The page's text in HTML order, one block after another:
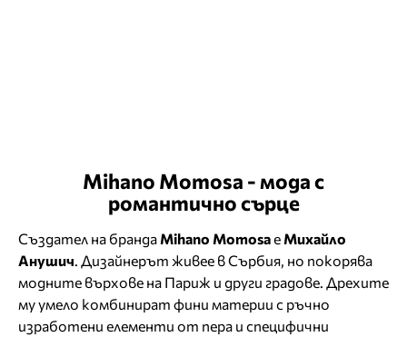
Mihano Momosa - мода с
романтично сърце
Създател на бранда Mihano Momosaе Михайло
Анушич . Дизайнерът живее в Сърбия, но покорява
модните върхове на Париж и други градове. Дрехите
му умело комбинират фини материи с ръчно
изработени елементи от пера и специфични